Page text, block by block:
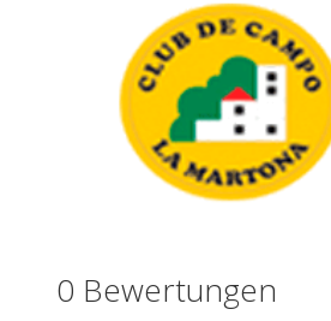
0 Bewertungen